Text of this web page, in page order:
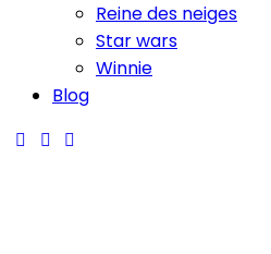
Reine des neiges
Star wars
Winnie
Blog